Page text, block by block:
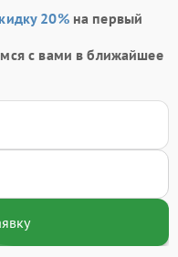
20%на первый
с вами в ближайшее